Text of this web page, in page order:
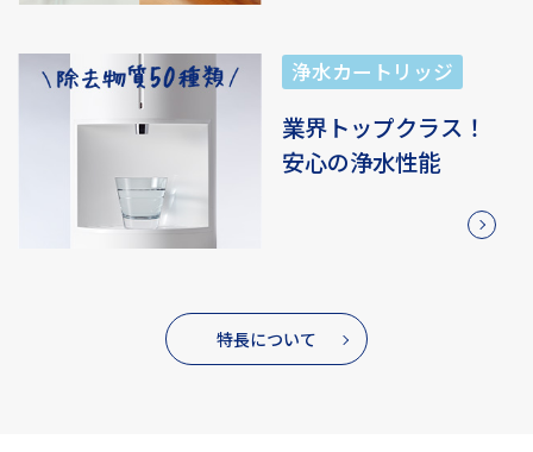
業界トップクラス！
安心の浄水性能
特長について